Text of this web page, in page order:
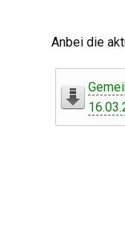
Leben in
Anbei die